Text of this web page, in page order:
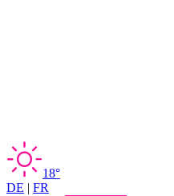
18°
DE | FR